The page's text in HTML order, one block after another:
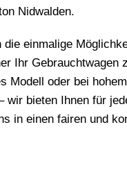
Nidwalden.
die einmalige
Ihr Gebrauchtwagen
Modell oder bei hohem
wir bieten Ihnen für
in einen fairen und